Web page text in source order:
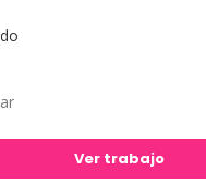
Ver trabajo